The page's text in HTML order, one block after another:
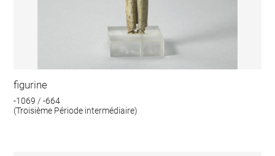
figurine
-1069 / -664
(Troisième Période intermédiaire)